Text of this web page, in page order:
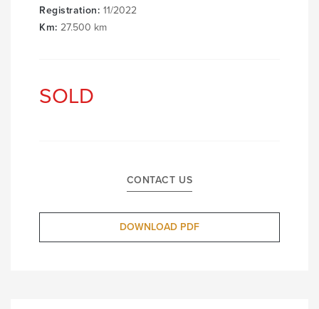
Registration: 11/2022
Km:27.500 km
SOLD
CONTACT US
DOWNLOAD PDF